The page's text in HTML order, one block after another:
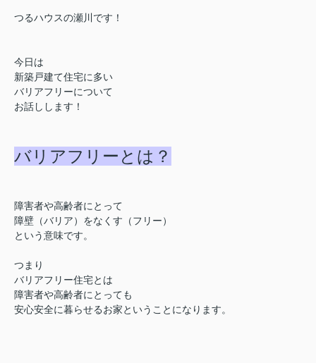
つるハウスの瀬川です！
今日は
新築戸建て住宅に多い
バリアフリーについて
お話しします！
バリアフリーとは？
障害者や高齢者にとって
障壁（バリア） をなくす（フリー）
という意味です。
つまり
バリアフリー住宅とは
障害者や高齢者にとっても
安心安全に暮らせるお家ということになります。